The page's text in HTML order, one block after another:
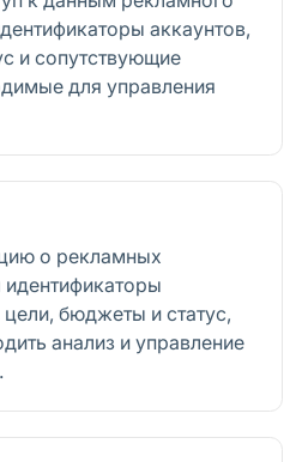
аккаунтов,
и сопутствующие
для управления
о рекламных
бюджеты и статус,
анализ и управление